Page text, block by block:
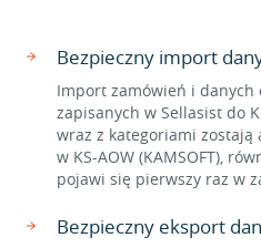
Bezpieczny import
Import zamówień i danych
zapisanych w Sellasist do
wraz z kategoriami zostają
w KS-AOW (KAMSOFT),
pojawi się pierwszy raz w
Bezpieczny eksport